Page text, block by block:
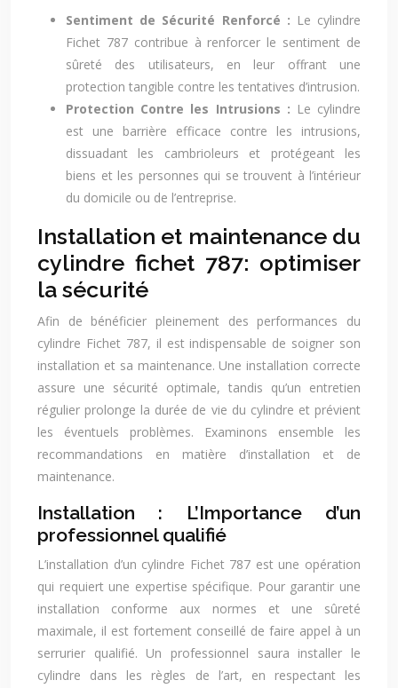
Sentiment de Sécurité Renforcé : Le cylindre
Fichet 787 contribue à renforcer le sentiment de
sûreté des utilisateurs, en leur offrant une
protection tangible contre les tentatives d’intrusion.
Protection Contre les Intrusions : Le cylindre
est une barrière efficace contre les intrusions,
dissuadant les cambrioleurs et protégeant les
biens et les personnes qui se trouvent à l’intérieur
du domicile ou de l’entreprise.
Installation et maintenance du
cylindre fichet 787: optimiser
la sécurité
Afin de bénéficier pleinement des performances du
cylindre Fichet 787, il est indispensable de soigner son
installation et sa maintenance. Une installation correcte
assure une sécurité optimale, tandis qu’un entretien
régulier prolonge la durée de vie du cylindre et prévient
les éventuels problèmes. Examinons ensemble les
recommandations en matière d’installation et de
maintenance.
Installation : L’Importance d’un
professionnel qualifié
L’installation d’un cylindre Fichet 787 est une opération
qui requiert une expertise spécifique. Pour garantir une
installation conforme aux normes et une sûreté
maximale, il est fortement conseillé de faire appel à un
serrurier qualifié. Un professionnel saura installer le
cylindre dans les règles de l’art, en respectant les